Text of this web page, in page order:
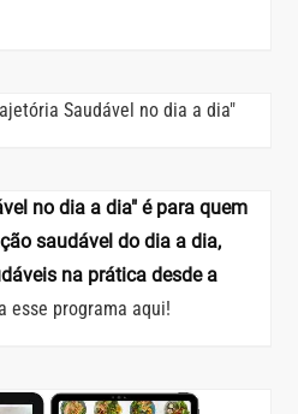
Saudável no dia a dia"
no dia a dia" é para quem
saudável do dia a dia,
na prática desde a
esse programa aqui!